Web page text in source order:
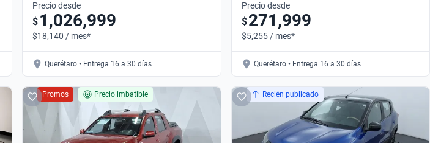
Precio desde
$ 1,026,999
$18,140 / mes*
Querétaro • Entrega 16 a 30 días
Precio desde
$271,999
$5,255 / mes*
Querétaro • Entrega 16 a 30 días
Promos Precio imbatible Recién publicado